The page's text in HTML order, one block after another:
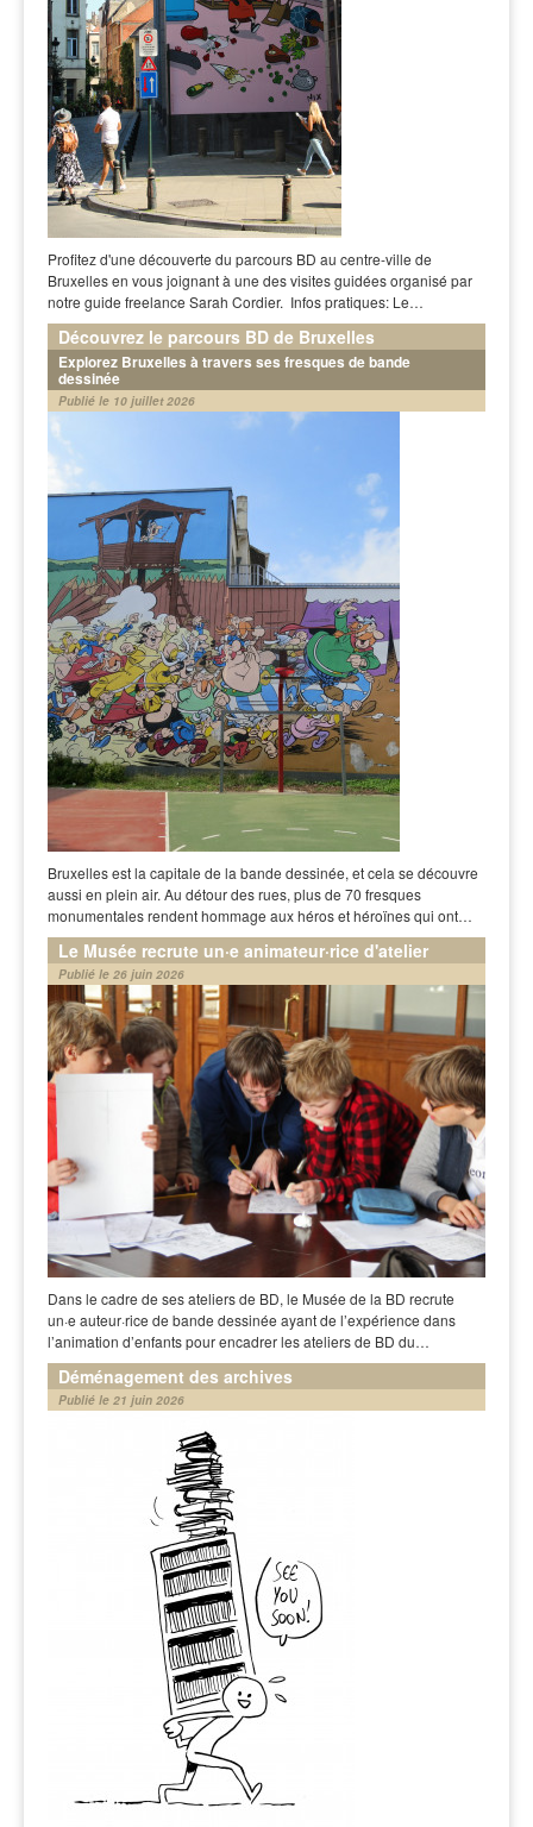
Profitez d'une découverte du parcours BD au centre-ville de
Bruxelles en vous joignant à une des visites guidées organisé par
notre guide freelance Sarah Cordier. Infos pratiques: Le…
Découvrez le parcours BD de Bruxelles
Explorez Bruxelles à travers ses fresques de bande
dessinée
Publié le 10 juillet 2026
Bruxelles est la capitale de la bande dessinée, et cela se découvre
aussi en plein air. Au détour des rues, plus de 70 fresques
monumentales rendent hommage aux héros et héroïnes qui ont…
Le Musée recrute un·e animateur·rice d'atelier
Publié le 26 juin 2026
Dans le cadre de ses ateliers de BD, le Musée de la BD recrute
un·e auteur·rice de bande dessinée ayant de l’expérience dans
l’animation d’enfants pour encadrer les ateliers de BD du…
Déménagement des archives
Publié le 21 juin 2026